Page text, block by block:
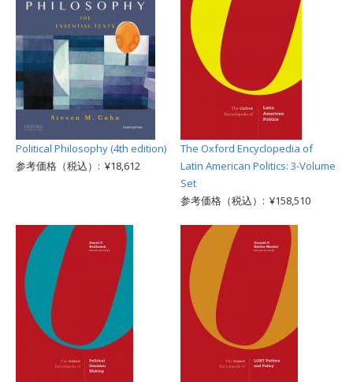
Political Philosophy (4th edition)
参考価格（税込）: ¥18,612
The Oxford Encyclopedia of
Latin American Politics: 3-Volume
Set
参考価格（税込）: ¥158,510